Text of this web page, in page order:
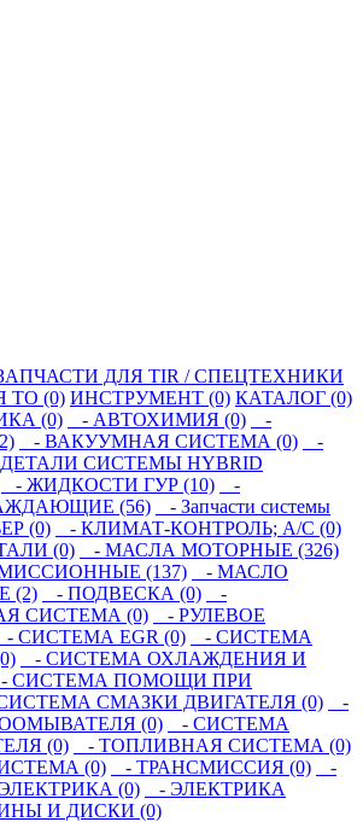
ДЛЯ TIR / СПЕЦТЕХНИКИ
ТО (0) ИНСТРУМЕНТ (0) КАТАЛОГ (0)
(0)
- АВТОХИМИЯ (0)
-
- ВАКУУМНАЯ СИСТЕМА (0)
-
СИСТЕМЫ HYBRID
- ЖИДКОСТИ ГУР (10)
-
(56)
- Запчасти системы
(0)
- КЛИМАТ-КОНТРОЛЬ; A/C (0)
(0)
- МАСЛА МОТОРНЫЕ (326)
(137)
- МАСЛО
(2)
- ПОДВЕСКА (0)
-
СИСТЕМА (0)
- РУЛЕВОЕ
- СИСТЕМА EGR (0)
- СИСТЕМА
- СИСТЕМА ОХЛАЖДЕНИЯ И
СИСТЕМА ПОМОЩИ ПРИ
СМАЗКИ ДВИГАТЕЛЯ (0)
-
(0)
- СИСТЕМА
(0)
- ТОПЛИВНАЯ СИСТЕМА (0)
(0)
- ТРАНСМИССИЯ (0)
-
(0)
- ЭЛЕКТРИКА
И ДИСКИ (0)